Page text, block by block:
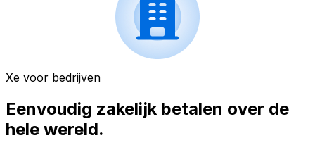
Xe voor bedrijven
Eenvoudig zakelijk betalen over de
hele wereld.